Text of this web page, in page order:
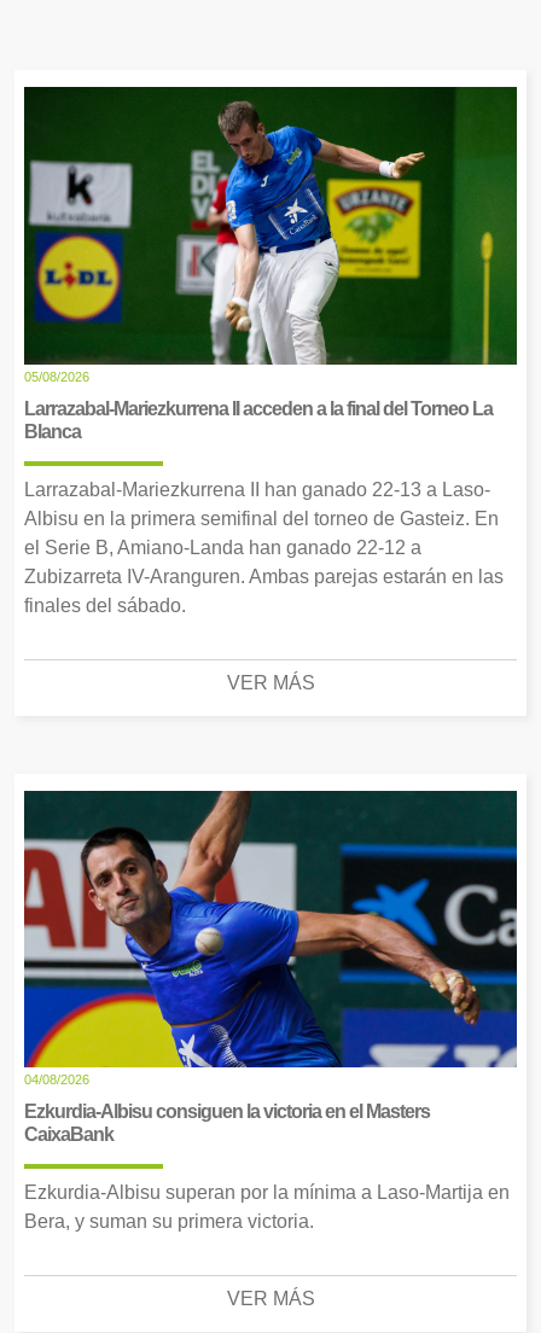
05/08/2026
Larrazabal-Mariezkurrena II acceden a la final del Torneo La
Blanca
Larrazabal-Mariezkurrena II han ganado 22-13 a Laso-
Albisu en la primera semifinal del torneo de Gasteiz. En
el Serie B, Amiano-Landa han ganado 22-12 a
Zubizarreta IV-Aranguren. Ambas parejas estarán en las
finales del sábado.
VER MÁS
04/08/2026
Ezkurdia-Albisu consiguen la victoria en el Masters
CaixaBank
Ezkurdia-Albisu superan por la mínima a Laso-Martija en
Bera, y suman su primera victoria.
VER MÁS